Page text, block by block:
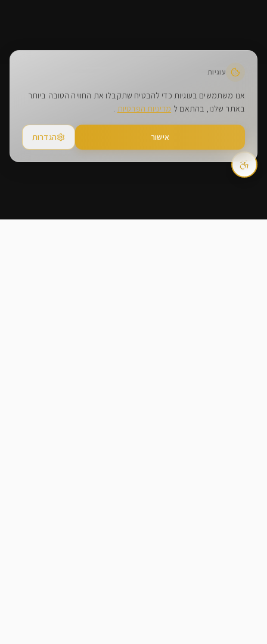
עוגיות
אנו משתמשים בעוגיות כדי להבטיח שתקבלו את החוויה הטובה ביותר
באתר שלנו, בהתאם ל מדיניות הפרטיות .
אישור הגדרות